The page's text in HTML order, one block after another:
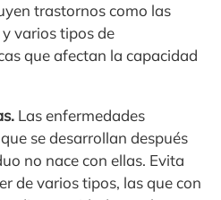
trastornos como las
varios tipos de
que afectan la capacidad
Las enfermedades
se desarrollan después
no nace con ellas. Evita
de varios tipos, las que con